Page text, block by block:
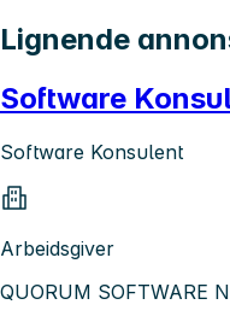
Lignende
Software
Software Konsulent
Arbeidsgiver
QUORUM SOFTWARE